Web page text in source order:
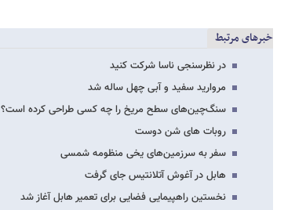
خبرهای مرتبط
در نظرسنجی ناسا شرکت کنید
مروارید سفید و آبی چهل ساله شد
سنگ‌چین‌های‌ سطح مریخ را چه کسی طراحی کرده است؟
روبات های شن دوست
سفر به سرزمین‌های یخی منظومه شمسی
هابل در آغوش آتلانتیس جای گرفت
نخستین راهپیمایی فضایی برای تعمیر هابل آغاز شد